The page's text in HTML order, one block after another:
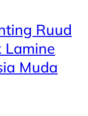
Ruud
Lamine
Muda